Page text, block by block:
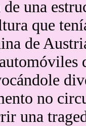
de una
que
de
no
una